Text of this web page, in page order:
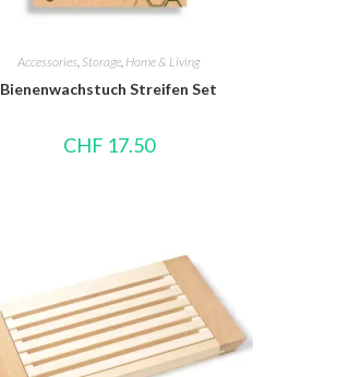
Accessories, Storage, Home & Living
Bienenwachstuch Streifen Set
CHF 17.50